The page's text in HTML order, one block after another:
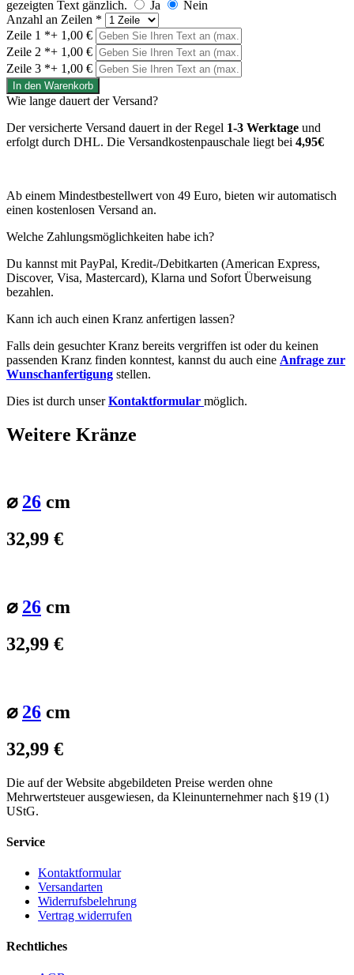
gezeigten Text gänzlich.
Ja
Nein
Anzahl an Zeilen *
Zeile 1 *+ 1,00 €
Zeile 2 *+ 1,00 €
Zeile 3 *+ 1,00 €
Gina
Menge
In den Warenkorb
Wie lange dauert der Versand?
Der versicherte Versand dauert in der Regel 1-3 Werktage und
erfolgt durch DHL. Die Versandkostenpauschale liegt bei 4,95€
Ab einem Mindestbestellwert von 49 Euro, bieten wir automatisch
einen kostenlosen Versand an.
Welche Zahlungsmöglichkeiten habe ich?
Du kannst mit PayPal, Kredit-/Debitkarten (American Express,
Discover, Visa, Mastercard), Klarna und Sofort Überweisung
bezahlen.
Kann ich auch einen Kranz anfertigen lassen?
Falls dein gesuchter Kranz bereits vergriffen ist oder du keinen
passenden Kranz finden konntest, kannst du auch eine Anfrage zur
Wunschanfertigung stellen.
Dies ist durch unserKontaktformular möglich.
Weitere Kränze
⌀ 26 cm
32,99 €
⌀ 26 cm
32,99 €
⌀ 26 cm
32,99 €
Die auf der Website abgebildeten Preise werden ohne
Mehrwertsteuer ausgewiesen, da Kleinunternehmer nach §19 (1)
UStG.
Service
Kontaktformular
Versandarten
Widerrufsbelehrung
Vertrag widerrufen
Rechtliches